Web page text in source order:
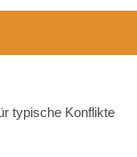
typische Konflikte